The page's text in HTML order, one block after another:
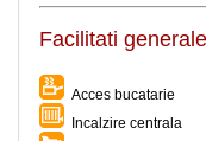
Facilitati
Acces bucatarie
Incalzire centrala